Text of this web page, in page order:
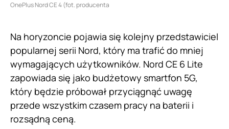
OnePlus Nord CE 4 (fot. producenta
Na horyzoncie pojawia się kolejny przedstawiciel
popularnej serii Nord, który ma trafić do mniej
wymagających użytkowników. Nord CE 6 Lite
zapowiada się jako budżetowy smartfon 5G,
który będzie próbował przyciągnąć uwagę
przede wszystkim czasem pracy na baterii i
rozsądną ceną.